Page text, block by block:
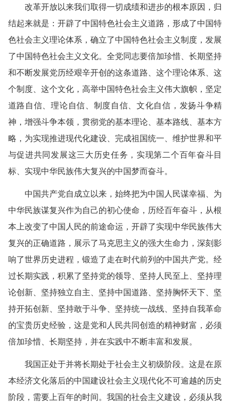
改革开放以来我们取得一切成绩和进步的根本原因，归
结起来就是：开辟了中国特色社会主义道路，形成了中国特
色社会主义理论体系，确立了中国特色社会主义制度，发展
了中国特色社会主义文化。全党同志要倍加珍惜、长期坚持
和不断发展党历经艰辛开创的这条道路、这个理论体系、这
个制度、这个文化，高举中国特色社会主义伟大旗帜，坚定
道路自信、理论自信、制度自信、文化自信，发扬斗争精
神，增强斗争本领，贯彻党的基本理论、基本路线、基本方
略，为实现推进现代化建设、完成祖国统一、维护世界和平
与促进共同发展这三大历史任务，实现第二个百年奋斗目
标、实现中华民族伟大复兴的中国梦而奋斗。
中国共产党自成立以来，始终把为中国人民谋幸福、为
中华民族谋复兴作为自己的初心使命，历经百年奋斗，从根
本上改变了中国人民的前途命运，开辟了实现中华民族伟大
复兴的正确道路，展示了马克思主义的强大生命力，深刻影
响了世界历史进程，锻造了走在时代前列的中国共产党。经
过长期实践，积累了坚持党的领导、坚持人民至上、坚持理
论创新、坚持独立自主、坚持中国道路、坚持胸怀天下、坚
持开拓创新、坚持敢于斗争、坚持统一战线、坚持自我革命
的宝贵历史经验，这是党和人民共同创造的精神财富，必须
倍加珍惜、长期坚持，并在实践中不断丰富和发展。
我国正处于并将长期处于社会主义初级阶段。这是在原
本经济文化落后的中国建设社会主义现代化不可逾越的历史
阶段，需要上百年的时间。我国的社会主义建设，必须从我